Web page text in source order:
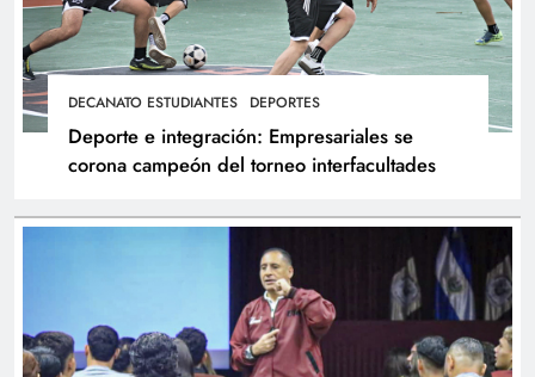
DECANATO ESTUDIANTES DEPORTES
Deporte e integración: Empresariales se
corona campeón del torneo interfacultades